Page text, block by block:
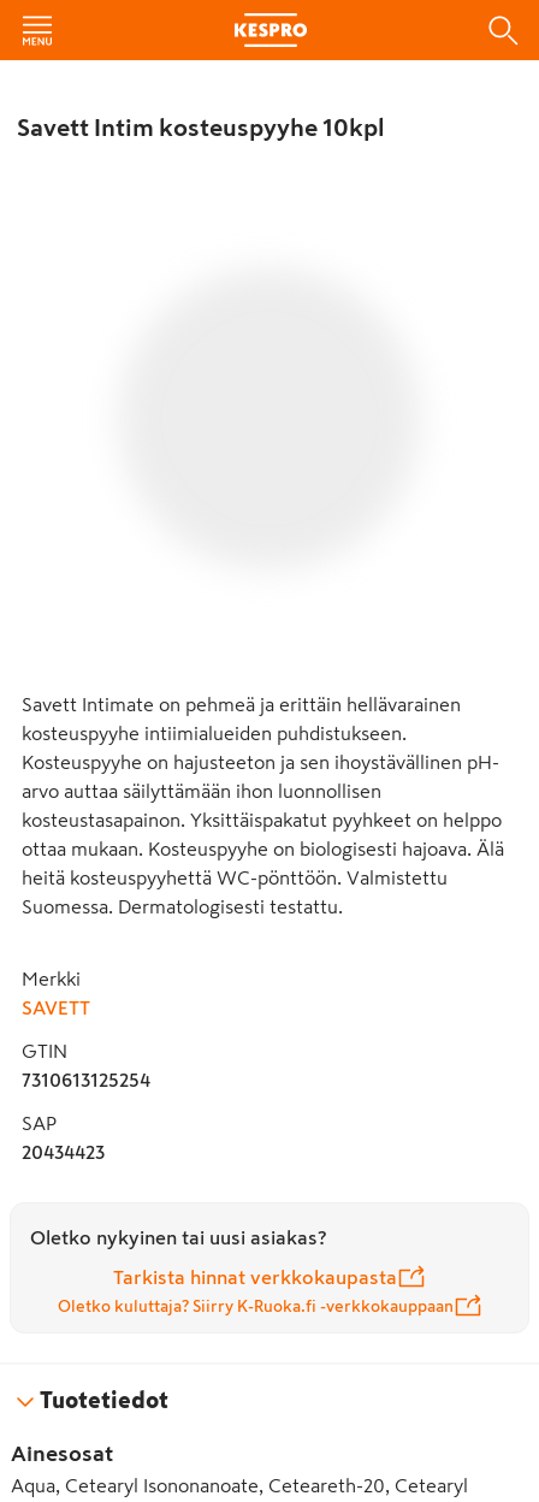
Savett Intim kosteuspyyhe 10kpl
Savett Intimate on pehmeä ja erittäin hellävarainen
kosteuspyyhe intiimialueiden puhdistukseen.
Kosteuspyyhe on hajusteeton ja sen ihoystävällinen pH-
arvo auttaa säilyttämään ihon luonnollisen
kosteustasapainon. Yksittäispakatut pyyhkeet on helppo
ottaa mukaan. Kosteuspyyhe on biologisesti hajoava. Älä
heitä kosteuspyyhettä WC-pönttöön. Valmistettu
Suomessa. Dermatologisesti testattu.
Merkki
SAVETT
GTIN
7310613125254
SAP
20434423
Oletko nykyinen tai uusi asiakas?
Tarkista hinnat verkkokaupasta
Oletko kuluttaja? Siirry K-Ruoka.fi -verkkokauppaan
Tuotetiedot
Ainesosat
Aqua, Cetearyl Isononanoate, Ceteareth-20, Cetearyl